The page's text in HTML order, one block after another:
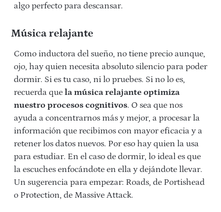
algo perfecto para descansar.
Música relajante
Como inductora del sueño, no tiene precio aunque,
ojo, hay quien necesita absoluto silencio para poder
dormir. Si es tu caso, ni lo pruebes. Si no lo es,
recuerda que la música relajante optimiza
nuestro procesos cognitivos. O sea que nos
ayuda a concentrarnos más y mejor, a procesar la
información que recibimos con mayor eficacia y a
retener los datos nuevos. Por eso hay quien la usa
para estudiar. En el caso de dormir, lo ideal es que
la escuches enfocándote en ella y dejándote llevar.
Un sugerencia para empezar: Roads, de Portishead
o Protection, de Massive Attack.